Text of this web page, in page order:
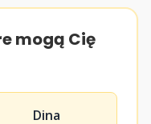
mogą Cię
Dina